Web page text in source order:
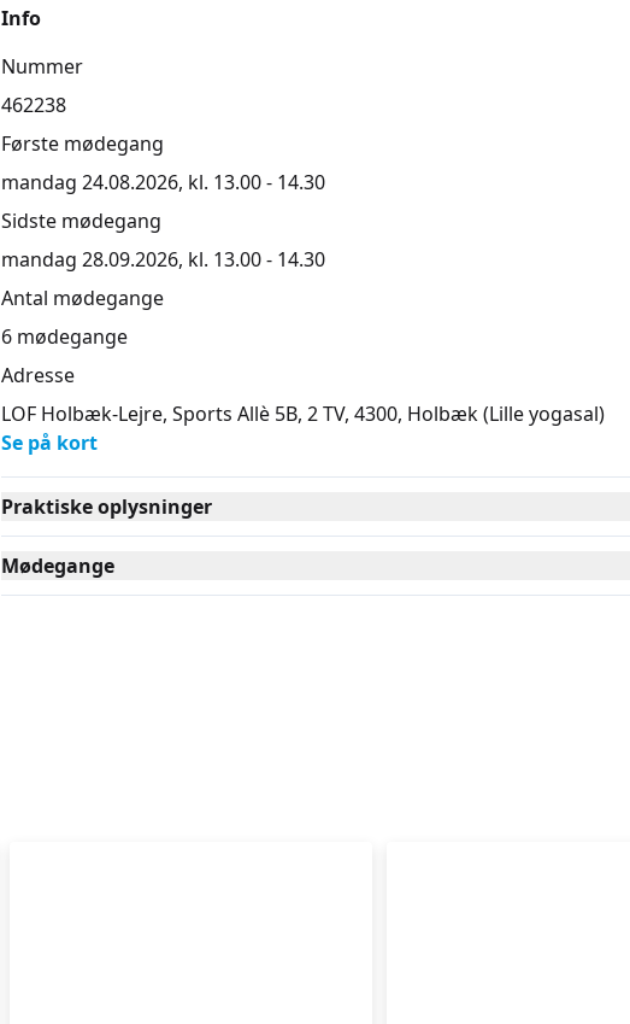
Info
Nummer
462238
Første mødegang
mandag 24.08.2026, kl. 13.00 - 14.30
Sidste mødegang
mandag 28.09.2026, kl. 13.00 - 14.30
Antal mødegange
6 mødegange
Adresse
LOF Holbæk-Lejre, Sports Allè 5B, 2 TV, 4300, Holbæk(Lille yogasal)
Se på kort
Praktiske oplysninger
Mødegange